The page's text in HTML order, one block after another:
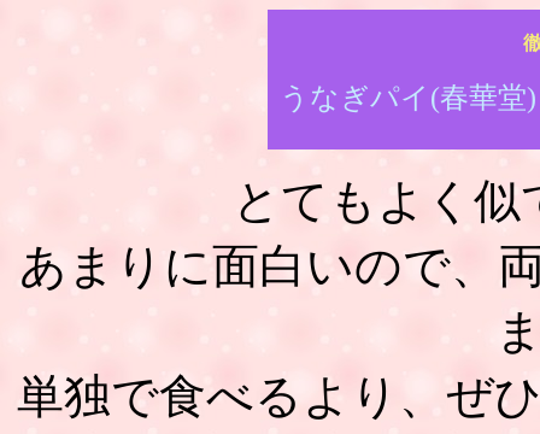
うなぎパイ(春華堂
とてもよく似
あまりに面白いので、
単独で食べるより、ぜ